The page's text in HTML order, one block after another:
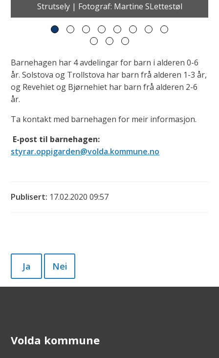
Strutsely | Fotograf: Martine SLettestøl
Barnehagen har 4 avdelingar for barn i alderen 0-6
år. Solstova og Trollstova har barn frå alderen 1-3 år,
og Revehiet og Bjørnehiet har barn frå alderen 2-6
år.
Ta kontakt med barnehagen for meir informasjon.
E-post til barnehagen:
styrar.oppigarden@volda.kommune.no
Publisert 17.02.2020 09:57
Ja Nei
Volda kommune